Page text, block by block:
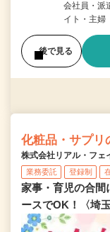
会社員・派
イト・主婦
後で見る
化粧品・サプリ
株式会社リアル・フェ
業務委託 登録制
家事・育児の合間
ースでOK！〈埼玉